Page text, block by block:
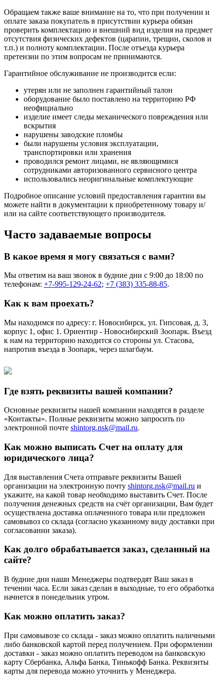
Обращаем также ваше внимание на то, что при получении и
оплате заказа покупатель в присутствии курьера обязан
проверить комплектацию и внешний вид изделия на предмет
отсутствия физических дефектов (царапин, трещин, сколов и
т.п.) и полноту комплектации. После отъезда курьера
претензии по этим вопросам не принимаются.
Гарантийное обслуживание не производится если:
утерян или не заполнен гарантийный талон
оборудование было поставлено на территорию РФ
неофициально
изделие имеет следы механического повреждения или
вскрытия
нарушены заводские пломбы
были нарушены условия эксплуатации,
транспортировки или хранения
проводился ремонт лицами, не являющимися
сотрудниками авторизованного сервисного центра
использовались неоригинальные комплектующие
Подробное описание условий предоставления гарантии вы
можете найти в документации к приобретенному товару и/
или на сайте соответствующего производителя.
Часто задаваемые вопросы
В какое время я могу связаться с вами?
Мы ответим на ваш звонок в будние дни с 9:00 до 18:00 по
телефонам: +7-995-129-24-62; +7 (383) 335-88-85.
Как к вам проехать?
Мы находимся по адресу: г. Новосибирск, ул. Гипсовая, д. 3,
корпус 1, офис 1. Ориентир - Новосибирский Зоопарк. Въезд
к нам на территорию находится со стороны ул. Стасова,
напротив въезда в Зоопарк, через шлагбаум.
Где взять реквизиты вашей компании?
Основные реквизиты нашей компании находятся в разделе
«Контакты». Полные реквизиты можно запросить по
электронной почте shintorg.nsk@mail.ru.
Как можно выписать Счет на оплату для
юридического лица?
Для выставления Счета отправьте реквизиты Вашей
организации на электронную почту shintorg.nsk@mail.ru и
укажите, на какой товар необходимо выставить Счет. После
получения денежных средств на счёт организации, Вам будет
осуществлена доставка оплаченного товара или предложен
самовывоз со склада (согласно указанному виду доставки при
согласовании заказа).
Как долго обрабатывается заказ, сделанный на
сайте?
В будние дни наши Менеджеры подтвердят Ваш заказ в
течении часа. Если заказ сделан в выходные, то его обработка
начнется в понедельник утром.
Как можно оплатить заказ?
При самовывозе со склада - заказ можно оплатить наличными
либо банковской картой перед получением. При оформлении
доставки - заказ можно оплатить переводом на банковскую
карту Сбербанка, Альфа Банка, Тинькофф Банка. Реквизиты
карты для перевода можно уточнить у Менеджера.